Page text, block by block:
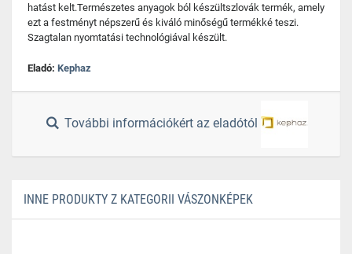
hatást kelt.Természetes anyagok ból készültszlovák termék, amely
ezt a festményt népszerű és kiváló minőségű termékké teszi.
Szagtalan nyomtatási technológiával készült.
Eladó: Kephaz
További információkért az eladótól
INNE PRODUKTY Z KATEGORII VÁSZONKÉPEK